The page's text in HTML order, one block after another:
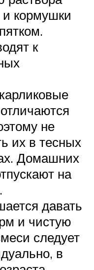
и кормушки
к
не
их в тесных
Домашних
на
давать
и чистую
следует
в